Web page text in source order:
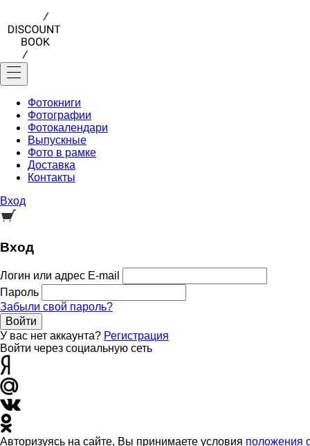
Фотокниги
Фотографии
Фотокалендари
Выпускные
Фото в рамке
Доставка
Контакты
Вход
Вход
Логин или адрес E-mail
Пароль
Забыли свой пароль?
Войти
У вас нет аккаунта? Регистрация
Войти через социальную сеть
Авторизуясь на сайте, Вы принимаете условия положения